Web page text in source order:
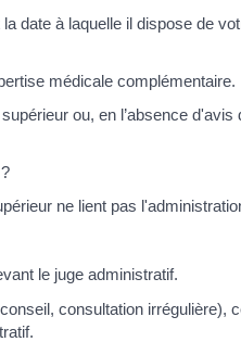
date à laquelle il dispose de
médicale complémentaire.
ou, en l’absence
ne lient pas
le juge administratif.
consultation irrégulière),